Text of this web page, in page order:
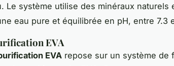
Le système utilise des minéraux naturels
eau pure et équilibrée en pH, entre 7.3
EVA
EVA repose sur un système de